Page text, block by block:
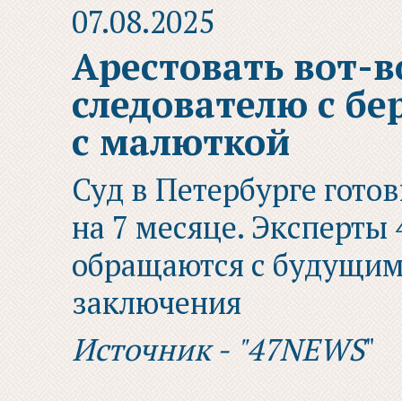
07.08.2025
Арестовать вот-
следователю с
с малюткой
Суд в Петербурге
на 7 месяце. Эксперты
обращаются с
заключения
Источник - "47NEWS"